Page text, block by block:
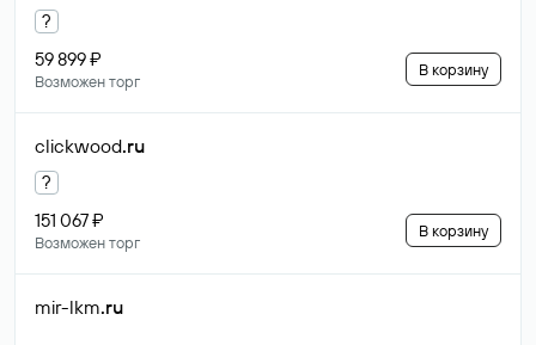
?
59 899 ₽
Возможен торг
В корзину
clickwood.ru
?
151 067 ₽
Возможен торг
В корзину
mir-lkm.ru